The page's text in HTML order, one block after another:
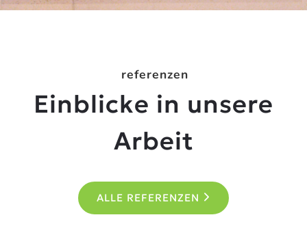
referenzen
Einblicke in unsere
Arbeit
ALLE REFERENZEN